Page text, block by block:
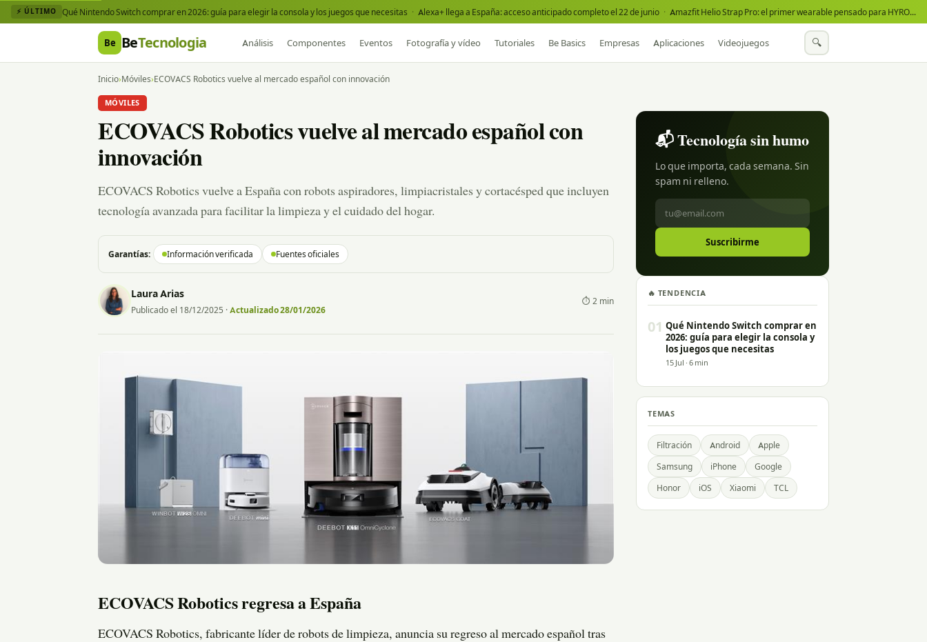
⚡ ÚLTIMO Qué Nintendo Switch comprar en 2026: guía para elegir la consola y los juegos que necesitas · Alexa+ llega a España: acceso anticipado completo el 22 de junio · Amazfit Helio Strap Pro: el primer wearable pensado para HYROX
Be BeTecnologia Análisis Componentes Eventos Fotografía y vídeo Tutoriales Be Basics Empresas Aplicaciones Videojuegos 🔍
Inicio›Móviles›ECOVACS Robotics vuelve al mercado español con innovación
MÓVILES
ECOVACS Robotics vuelve al mercado español con
innovación
ECOVACS Robotics vuelve a España con robots aspiradores, limpiacristales y cortacésped que incluyen
tecnología avanzada para facilitar la limpieza y el cuidado del hogar.
Garantías: Información verificada Fuentes oficiales
Laura Arias
Publicado el 18/12/2025 · Actualizado 28/01/2026
⏱ 2 min
ECOVACS Robotics regresa a España
ECOVACS Robotics, fabricante líder de robots de limpieza, anuncia su regreso al mercado español tras
📬 Tecnología sin humo
Lo que importa, cada semana. Sin
spam ni relleno.
Suscribirme
🔥 TENDENCIA
01 Qué Nintendo Switch comprar en
2026: guía para elegir la consola y
los juegos que necesitas
15 Jul · 6 min
TEMAS
Filtración Android Apple
Samsung iPhone Google
Honor iOS Xiaomi TCL